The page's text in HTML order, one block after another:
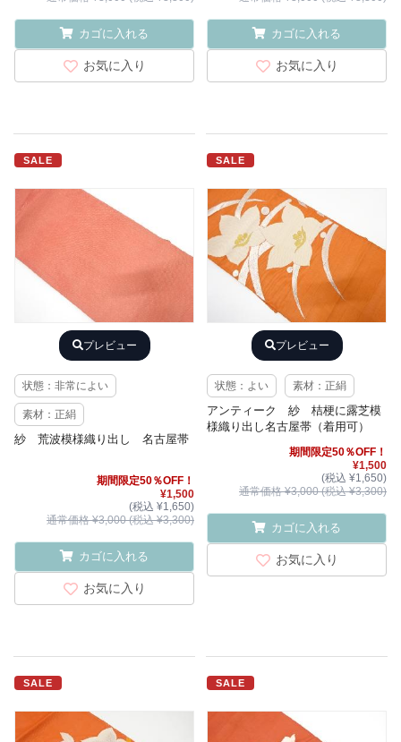
カゴに入れる
お気に入り
カゴに入れる
お気に入り
SALE
プレビュー
状態：非常によい
素材：正絹
紗 荒波模様織り出し 名古屋帯
期間限定50％OFF！
¥1,500
(税込 ¥1,650)
通常価格 ¥3,000 (税込 ¥3,300)
カゴに入れる
お気に入り
SALE
プレビュー
状態：よい 素材：正絹
アンティーク 紗 桔梗に露芝模
様織り出し名古屋帯（着用可）
期間限定50％OFF！
¥1,500
(税込 ¥1,650)
通常価格 ¥3,000 (税込 ¥3,300)
カゴに入れる
お気に入り
SALE SALE